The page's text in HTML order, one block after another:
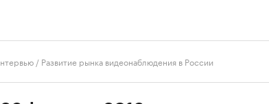
/ Развитие рынка видеонаблюдения в России